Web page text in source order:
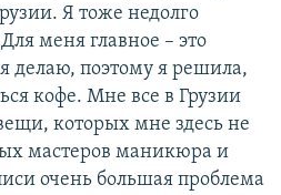
Я тоже недолго
меня главное – это
я делаю, поэтому я решила,
кофе. Мне все в Грузии
которых мне здесь не
мастеров маникюра и
очень большая проблема